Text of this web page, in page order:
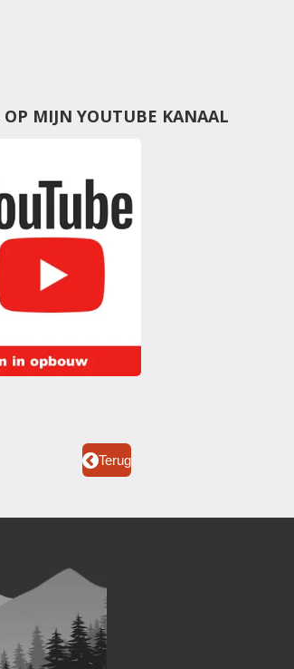
OP MIJN YOUTUBE KANAAL
Terug